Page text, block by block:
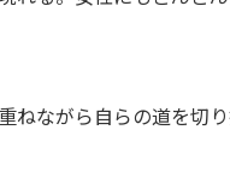
ねながら自らの道を切